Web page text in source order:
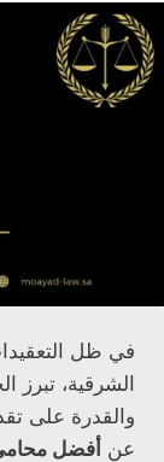
في ظل
الشرقية، تبرز
والقدرة على
عن أفضل